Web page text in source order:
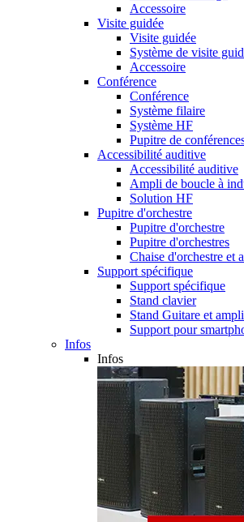
Accessoire
Visite guidée
Visite guidée
Système de visite
Accessoire
Conférence
Conférence
Système filaire
Système HF
Pupitre de
Accessibilité auditive
Accessibilité auditive
Ampli de boucle à
Solution HF
Pupitre d'orchestre
Pupitre d'orchestre
Pupitre d'orchestres
Chaise d'orchestre et
Support spécifique
Support spécifique
Stand clavier
Stand Guitare et
Support pour
Infos
Infos